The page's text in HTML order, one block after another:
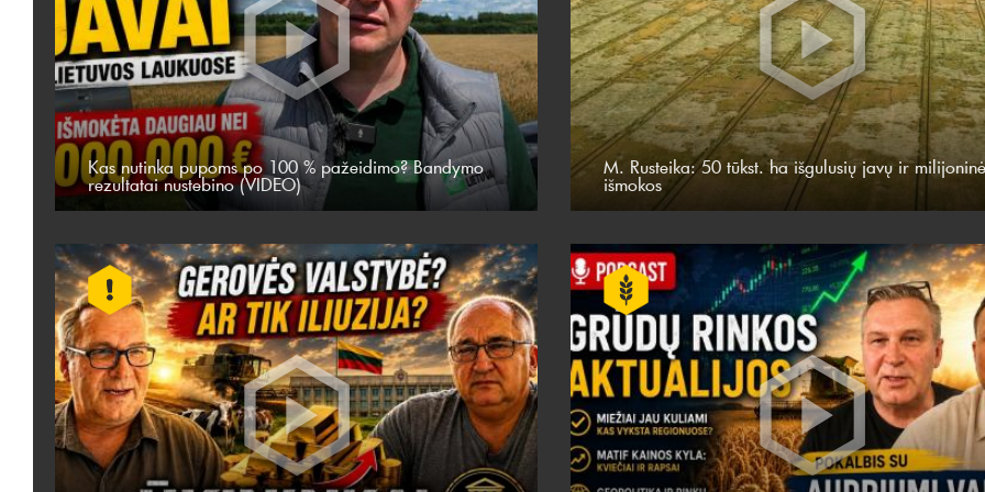
Kas nutinka pupoms po 100 % pažeidimo? Bandymo
rezultatai nustebino (VIDEO)
M. Rusteika: 50 tūkst. ha išgulusių javų ir
išmokos